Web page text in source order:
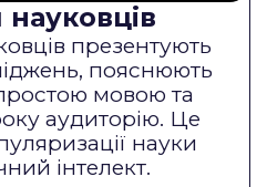
презентують
пояснюють
мовою та
аудиторію. Це
науки
інтелект.